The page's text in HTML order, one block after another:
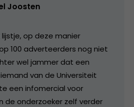
Joosten
lijstje, op deze manier
100 adverteerders nog niet
wel jammer dat een
van de Universiteit
een infomercial voor
de onderzoeker zelf verder